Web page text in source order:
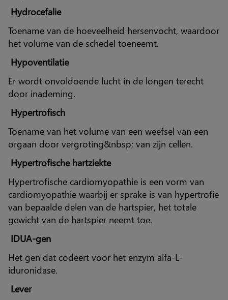
Hydrocefalie
Toename van de hoeveelheid hersenvocht, waardoor
het volume van de schedel toeneemt.
Hypoventilatie
Er wordt onvoldoende lucht in de longen terecht
door inademing.
Hypertrofisch
Toename van het volume van een weefsel van een
orgaan door vergroting&nbsp; van zijn cellen.
Hypertrofische hartziekte
Hypertrofische cardiomyopathie is een vorm van
cardiomyopathie waarbij er sprake is van hypertrofie
van bepaalde delen van de hartspier, het totale
gewicht van de hartspier neemt toe.
IDUA-gen
Het gen dat codeert voor het enzym alfa-L-
iduronidase.
Lever